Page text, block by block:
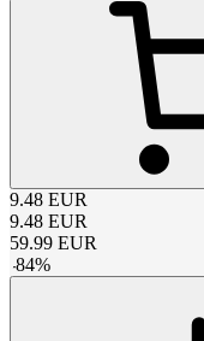
9.48 EUR
9.48 EUR
59.99 EUR
-84%